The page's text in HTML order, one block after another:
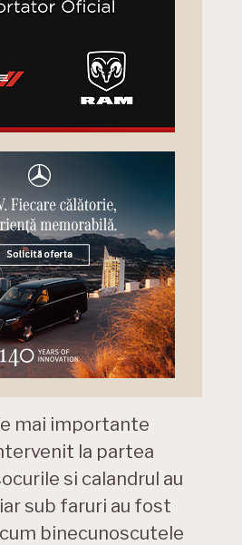
mai importante
la partea
si calandrul au
sub faruri au fost
binecunoscutele